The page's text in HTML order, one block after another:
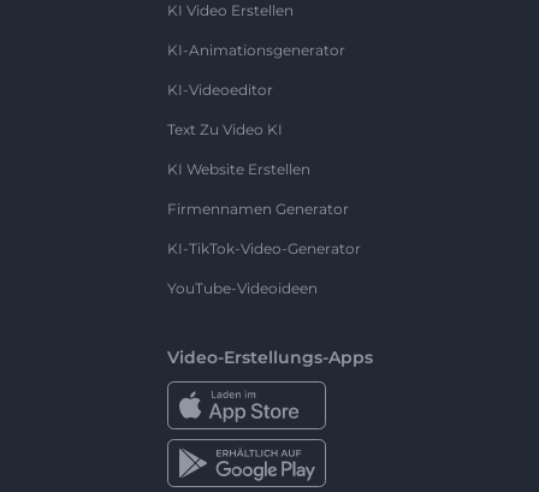
KI Video Erstellen
KI-Animationsgenerator
KI-Videoeditor
Text Zu Video KI
KI Website Erstellen
Firmennamen Generator
KI-TikTok-Video-Generator
YouTube-Videoideen
Video-Erstellungs-Apps